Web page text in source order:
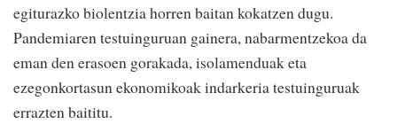
egiturazko biolentzia horren baitan kokatzen dugu.
Pandemiaren testuinguruan gainera, nabarmentzekoa da
eman den erasoen gorakada, isolamenduak eta
ezegonkortasun ekonomikoak indarkeria testuinguruak
errazten baititu.